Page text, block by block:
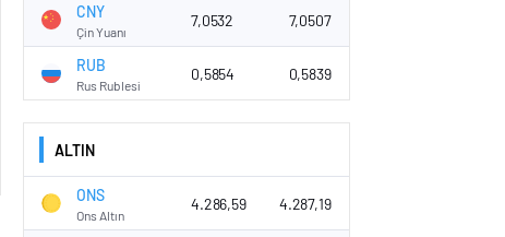
CNY
Çin Yuanı
7,0532 7,0507
RUB
Rus Rublesi
0,5854 0,5839
ALTIN
ONS
Ons Altın
4.286,59 4.287,19